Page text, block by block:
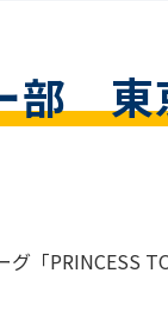
部 東
「PRINCESS